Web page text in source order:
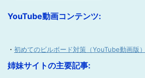
YouTube動画コンテンツ:
・ 初めてのビルボード対策（YouTube動画版）
姉妹サイトの主要記事: